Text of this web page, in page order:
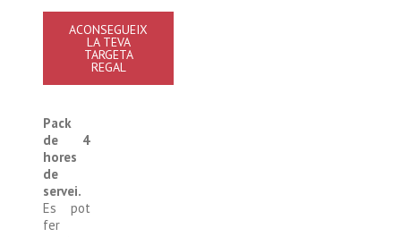
ACONSEGUEIX
LA TEVA
TARGETA
REGAL
Pack
de 4
hores
de
servei.
Es pot
fer